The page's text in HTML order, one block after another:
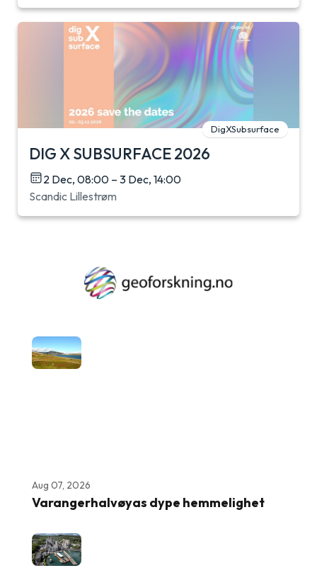
DigXSubsurface
DIG X SUBSURFACE 2026
2 Dec, 08:00 – 3 Dec, 14:00
Scandic Lillestrøm
Aug 07, 2026
Varangerhalvøyas dype hemmelighet